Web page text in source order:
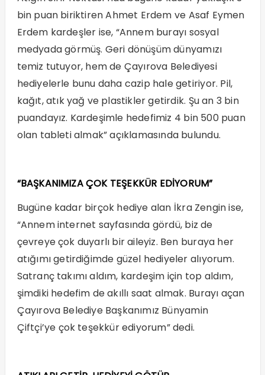
bin puan biriktiren Ahmet Erdem ve Asaf Eymen
Erdem kardeşler ise, “Annem burayı sosyal
medyada görmüş. Geri dönüşüm dünyamızı
temiz tutuyor, hem de Çayırova Belediyesi
hediyelerle bunu daha cazip hale getiriyor. Pil,
kağıt, atık yağ ve plastikler getirdik. Şu an 3 bin
puandayız. Kardeşimle hedefimiz 4 bin 500 puan
olan tableti almak” açıklamasında bulundu.
“BAŞKANIMIZA ÇOK TEŞEKKÜR EDİYORUM”
Bugüne kadar birçok hediye alan İkra Zengin ise,
“Annem internet sayfasında gördü, biz de
çevreye çok duyarlı bir aileyiz. Ben buraya her
atığımı getirdiğimde güzel hediyeler alıyorum.
Satranç takımı aldım, kardeşim için top aldım,
şimdiki hedefim de akıllı saat almak. Burayı açan
Çayırova Belediye Başkanımız Bünyamin
Çiftçi’ye çok teşekkür ediyorum” dedi.